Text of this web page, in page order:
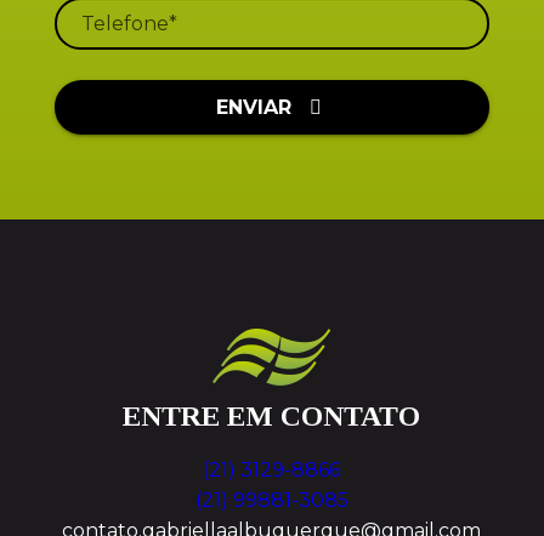
ENVIAR
ENTRE EM CONTATO
(21) 3129-8866
(21) 99881-3085
contato.gabriellaalbuquerque@gmail.com